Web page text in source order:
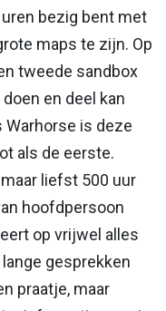
bezig bent met
maps te zijn. Op
tweede sandbox
en deel kan
Warhorse is deze
als de eerste.
liefst 500 uur
hoofdpersoon
op vrijwel alles
gesprekken
praatje, maar